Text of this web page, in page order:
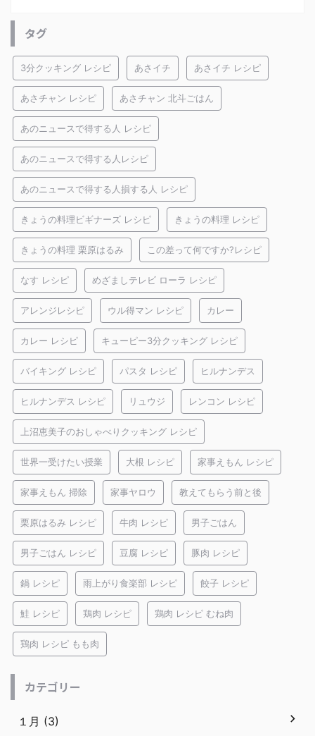
タグ
3分クッキング レシピ あさイチ あさイチ レシピ
あさチャン レシピ あさチャン 北斗ごはん
あのニュースで得する人 レシピ
あのニュースで得する人レシピ
あのニュースで得する人損する人 レシピ
きょうの料理ビギナーズ レシピ きょうの料理 レシピ
きょうの料理 栗原はるみ この差って何ですか?レシピ
なす レシピ めざましテレビ ローラ レシピ
アレンジレシピ ウル得マン レシピ カレー
カレー レシピ キューピー3分クッキング レシピ
バイキング レシピ パスタ レシピ ヒルナンデス
ヒルナンデス レシピ リュウジ レンコン レシピ
上沼恵美子のおしゃべりクッキング レシピ
世界一受けたい授業 大根 レシピ 家事えもん レシピ
家事えもん 掃除 家事ヤロウ 教えてもらう前と後
栗原はるみ レシピ 牛肉 レシピ 男子ごはん
男子ごはん レシピ 豆腐 レシピ 豚肉 レシピ
鍋 レシピ 雨上がり食楽部 レシピ 餃子 レシピ
鮭 レシピ 鶏肉 レシピ 鶏肉 レシピ むね肉
鶏肉 レシピ もも肉
カテゴリー
１月 (3)